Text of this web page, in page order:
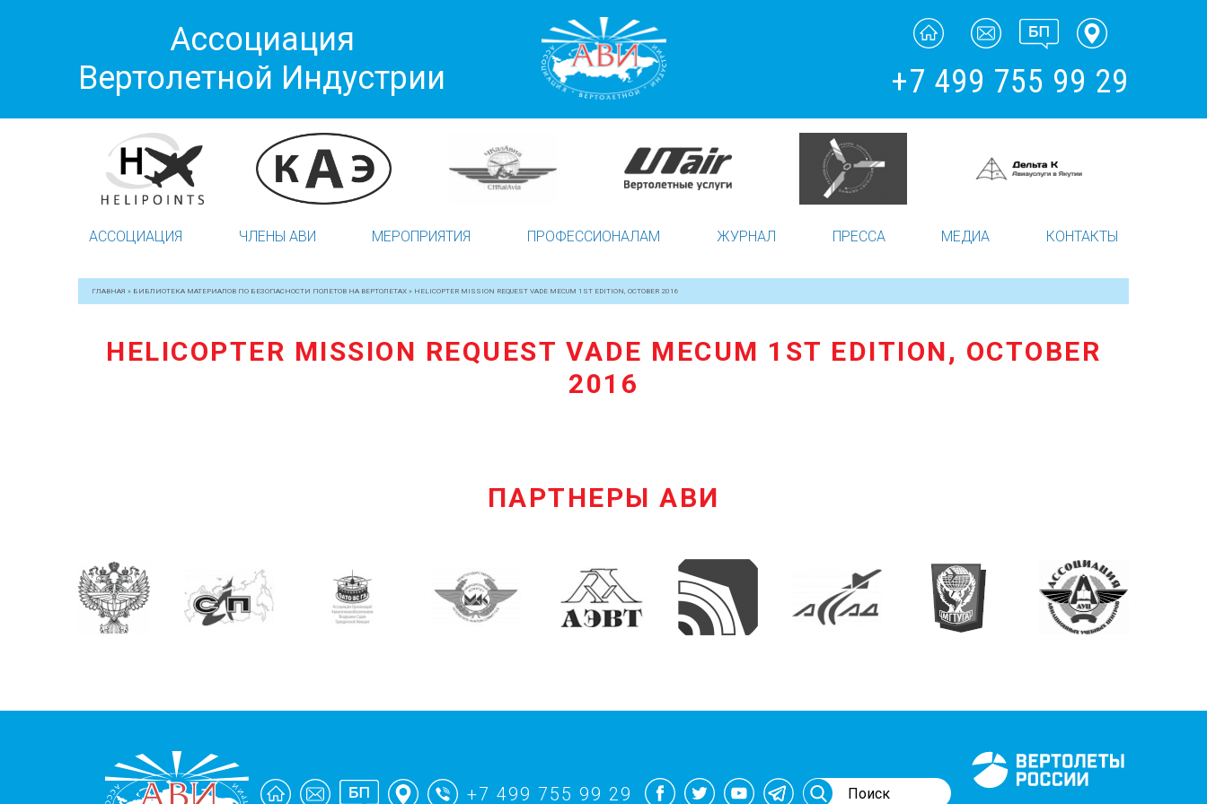
Ассоциация
Вертолетной Индустрии
+7 499 755 99 29
АССОЦИАЦИЯ ЧЛЕНЫ АВИ МЕРОПРИЯТИЯ ПРОФЕССИОНАЛАМ ЖУРНАЛ ПРЕССА МЕДИА КОНТАКТЫ
ГЛАВНАЯ » БИБЛИОТЕКА МАТЕРИАЛОВ ПО БЕЗОПАСНОСТИ ПОЛЕТОВ НА ВЕРТОЛЕТАХ » HELICOPTER MISSION REQUEST VADE MECUM 1ST EDITION, OCTOBER 2016
HELICOPTER MISSION REQUEST VADE MECUM 1ST EDITION, OCTOBER
2016
ПАРТНЕРЫ АВИ
+7 499 755 99 29